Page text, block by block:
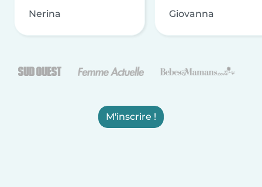
Nerina Giovanna
M'inscrire !